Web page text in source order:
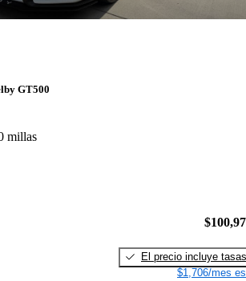
GT500
millas
El precio incluye tasas
$1,706/mes